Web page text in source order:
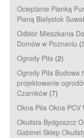
Ocieplanie Pianką
Pianą Białystok
Odbiór Mieszkania
Domów w Poznaniu
Ogrody Piła (2)
Ogrody Piła Budowa
projektowanie
Czarnków (7)
Okna Piła Okna PCV
Okulista Bydgoszcz
Gabinet Sklep